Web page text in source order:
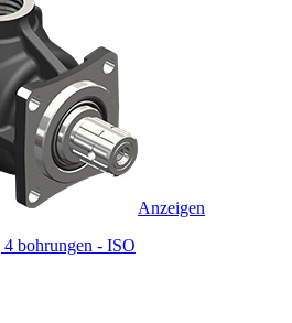
Anzeigen
bohrungen - ISO